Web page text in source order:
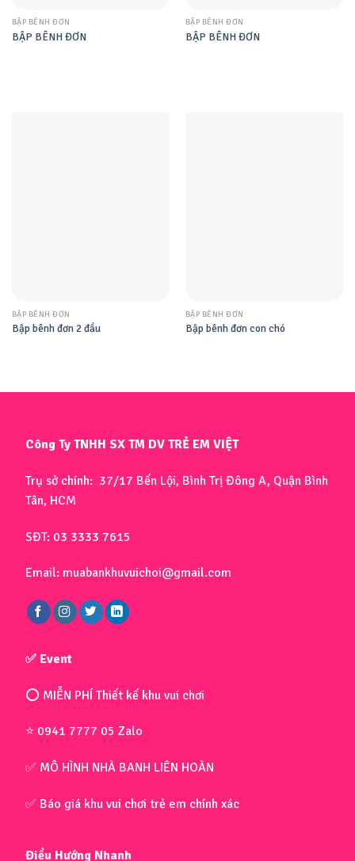
BẬP BÊNH ĐƠN
BẬP BÊNH ĐƠN
BẬP BÊNH ĐƠN
BẬP BÊNH ĐƠN
BẬP BÊNH ĐƠN
Bập bênh đơn 2 đầu
BẬP BÊNH ĐƠN
Bập bênh đơn con chó
Công Ty TNHH SX TM DV TRẺ EM VIỆT
Trụ sở chính: 37/17 Bến Lội, Bình Trị Đông A, Quận Bình
Tân, HCM
SĐT: 03 3333 7615
Email: muabankhuvuichoi@gmail.com
✅ Event
⭕ MIỄN PHÍ Thiết kế khu vui chơi
⭐ 0941 7777 05 Zalo
✅ MÔ HÌNH NHÀ BANH LIÊN HOÀN
✅ Báo giá khu vui chơi trẻ em chính xác
Điều Hướng Nhanh